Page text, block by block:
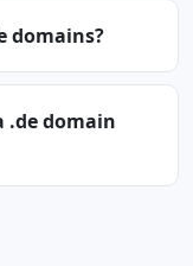
domains?
.de domain